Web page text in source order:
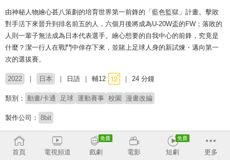
由神秘人物繪心甚八策劃的培育世界第一前鋒的「藍色監獄」計畫。擊敗
對手活下來晉升到排名前五的人，六個月後將成為U-20W盃的FW；落敗的
人則一輩子無法成為日本代表選手。繪心想要的自我中心的前鋒，究竟是
什麼？潔一行人在戰鬥中倖存下來，並賭上足球人身的新試煉・邁向第一
次的選拔賽。
2022 日本 日語 輔12 24 分鐘
類別： 動畫/卡通 足球 運動賽事 校園 漫畫改編
製作公司： 8bit
導演： 渡邊徹明 石川俊介
配音： 浦和希 海渡翼 小野友樹 中澤匡智 松岡禎丞
首頁 電視頻道 戲劇 電影 短劇 更多